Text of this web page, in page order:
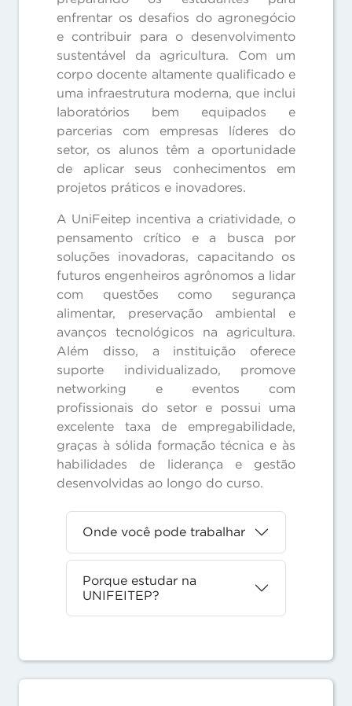
enfrentar os desafios do agronegócio
e contribuir para o desenvolvimento
sustentável da agricultura. Com um
corpo docente altamente qualificado e
uma infraestrutura moderna, que inclui
laboratórios bem equipados e
parcerias com empresas líderes do
setor, os alunos têm a oportunidade
de aplicar seus conhecimentos em
projetos práticos e inovadores.
A UniFeitep incentiva a criatividade, o
pensamento crítico e a busca por
soluções inovadoras, capacitando os
futuros engenheiros agrônomos a lidar
com questões como segurança
alimentar, preservação ambiental e
avanços tecnológicos na agricultura.
Além disso, a instituição oferece
suporte individualizado, promove
networking e eventos com
profissionais do setor e possui uma
excelente taxa de empregabilidade,
graças à sólida formação técnica e às
habilidades de liderança e gestão
desenvolvidas ao longo do curso.
Onde você pode trabalhar
Porque estudar na
UNIFEITEP?